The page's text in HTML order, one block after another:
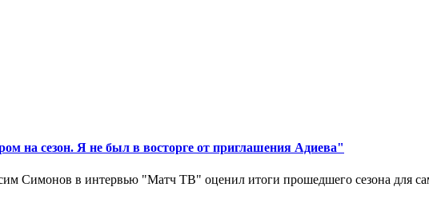
на сезон. Я не был в восторге от приглашения Адиева"
Симонов в интервью "Матч ТВ" оценил итоги прошедшего сезона для